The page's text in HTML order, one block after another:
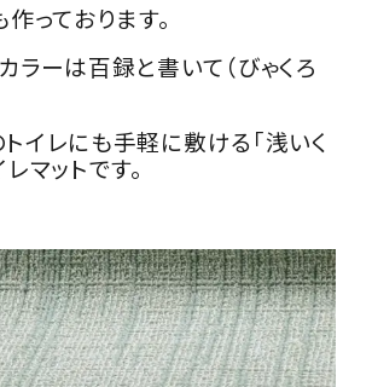
作っております。
ラーは百録と書いて（びゃくろ
イレにも手軽に敷ける「浅いく
マットです。